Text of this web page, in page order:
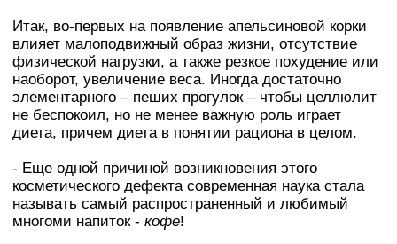
Итак, во-первых на появление апельсиновой корки
влияет малоподвижный образ жизни, отсутствие
физической нагрузки, а также резкое похудение или
наоборот, увеличение веса. Иногда достаточно
элементарного – пеших прогулок – чтобы целлюлит
не беспокоил, но не менее важную роль играет
диета, причем диета в понятии рациона в целом.
- Еще одной причиной возникновения этого
косметического дефекта современная наука стала
называть самый распространенный и любимый
многоми напиток - кофе!